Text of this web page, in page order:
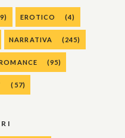
EROTICO (4)
NARRATIVA (245)
(95)
(57)